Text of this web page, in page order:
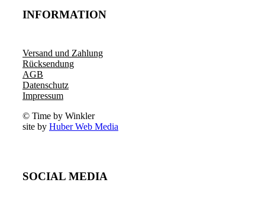
INFORMATION
Versand und Zahlung
Rücksendung
AGB
Datenschutz
Impressum
© Time by Winkler
site by Huber Web Media
SOCIAL MEDIA